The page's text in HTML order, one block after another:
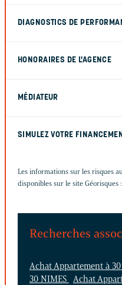
DIAGNOSTICS DE
HONORAIRES DE L'AGENCE
MÉDIATEUR
SIMULEZ VOTRE
Les informations sur les risques
disponibles sur le site Géorisques :
Recherches
Achat Appartement à 30
30 NIMES
Achat